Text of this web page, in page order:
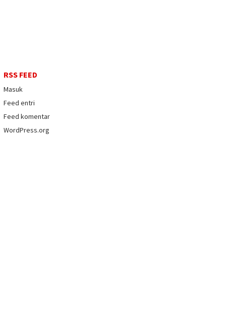
RSS FEED
Masuk
Feed entri
Feed komentar
WordPress.org